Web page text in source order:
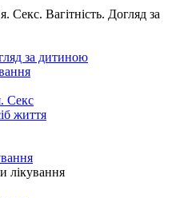
Секс. Вагітність. Догляд за
за дитиною
Секс
життя
лікування